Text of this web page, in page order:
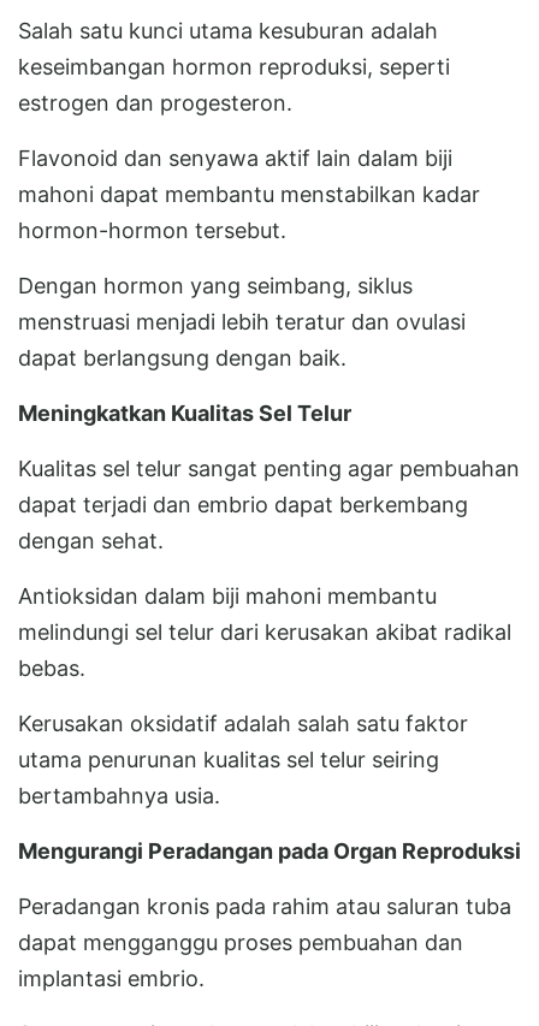
Salah satu kunci utama kesuburan adalah
keseimbangan hormon reproduksi, seperti
estrogen dan progesteron.
Flavonoid dan senyawa aktif lain dalam biji
mahoni dapat membantu menstabilkan kadar
hormon-hormon tersebut.
Dengan hormon yang seimbang, siklus
menstruasi menjadi lebih teratur dan ovulasi
dapat berlangsung dengan baik.
Meningkatkan Kualitas Sel Telur
Kualitas sel telur sangat penting agar pembuahan
dapat terjadi dan embrio dapat berkembang
dengan sehat.
Antioksidan dalam biji mahoni membantu
melindungi sel telur dari kerusakan akibat radikal
bebas.
Kerusakan oksidatif adalah salah satu faktor
utama penurunan kualitas sel telur seiring
bertambahnya usia.
Mengurangi Peradangan pada Organ Reproduksi
Peradangan kronis pada rahim atau saluran tuba
dapat mengganggu proses pembuahan dan
implantasi embrio.